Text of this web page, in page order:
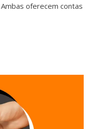
oferecem contas